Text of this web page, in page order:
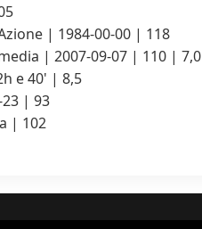
| 1984-00-00 | 118
| 2007-09-07 | 110 | 7,0
e 40' | 8,5
| 93
| 102